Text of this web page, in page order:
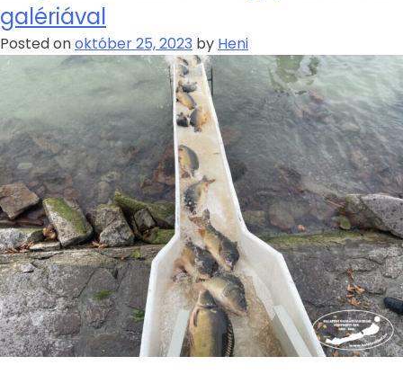
galériával
Posted onoktóber 25, 2023 by Heni